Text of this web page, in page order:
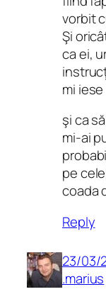
vorbit
Şi
ca ei,
mi
şi ca
mi-ai
pe
coada
Reply
23/03/
.marius